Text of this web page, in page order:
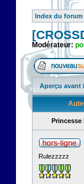
Index du forum
Modérateur:
Aperçu avant
Princesse
Rulezzzzz